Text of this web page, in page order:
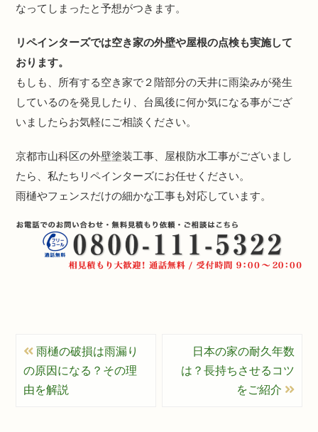
なってしまったと予想がつきます。
リペインターズでは空き家の外壁や屋根の点検も実施して
おります。
もしも、所有する空き家で２階部分の天井に雨染みが発生
しているのを発見したり、台風後に何か気になる事がござ
いましたらお気軽にご相談ください。
京都市山科区の外壁塗装工事、屋根防水工事がございまし
たら、私たちリペインターズにお任せください。
雨樋やフェンスだけの細かな工事も対応しています。
雨樋の破損は雨漏り
の原因になる？その理
由を解説
日本の家の耐久年数
は？長持ちさせるコツ
をご紹介